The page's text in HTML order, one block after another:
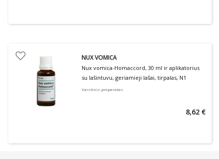
NUX VOMICA
Nux vomica-Homaccord, 30 ml ir aplikatorius
su lašintuvu, geriamieji lašai, tirpalas, N1
Vaistinis preparatas
8,62 €